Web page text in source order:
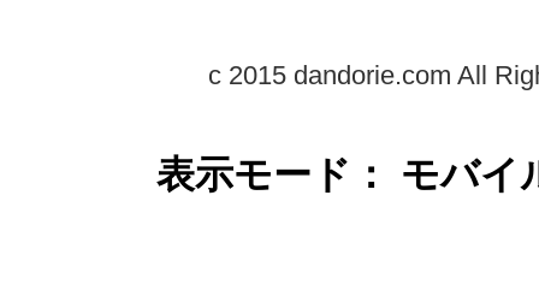
c 2015 dandorie.com All
表示モード： モバ